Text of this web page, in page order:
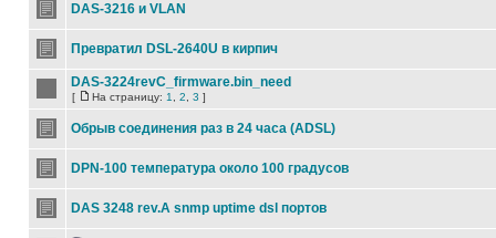
DAS-3216 и VLAN
Превратил DSL-2640U в кирпич
DAS-3224revC_firmware.bin_need
[ На страницу: 1 2 3 ]
Обрыв соединения раз в 24 часа (ADSL)
DPN-100 температура около 100 градусов
DAS 3248 rev.A snmp uptime dsl портов